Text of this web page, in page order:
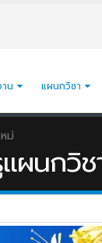
น แผนกวิชา
ม่
แผนก